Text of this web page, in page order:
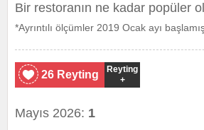
Bir restoranın ne kadar popüler
*Ayrıntılı ölçümler 2019 Ocak ayı
26 Reyting
Reyting
+
Mayıs 2026: 1